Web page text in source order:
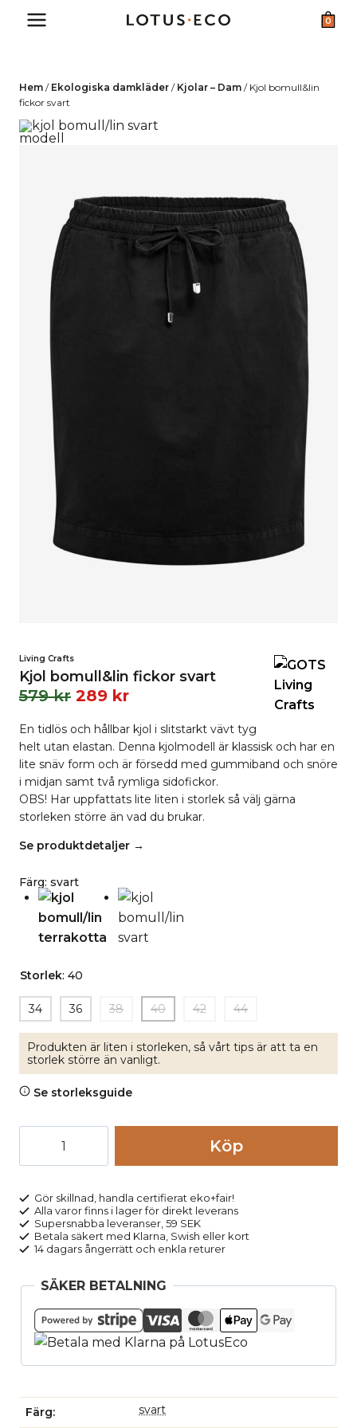
0
Hem / Ekologiska damkläder / Kjolar – Dam / Kjol bomull&lin
fickor svart
Living Crafts
Kjol bomull&lin fickor svart
579kr 289 kr
En tidlös och hållbar kjol i slitstarkt vävt tyg
helt utan elastan. Denna kjolmodell är klassisk och har en
lite snäv form och är försedd med gummiband och snöre
i midjan samt två rymliga sidofickor.
OBS! Har uppfattats lite liten i storlek så välj gärna
storleken större än vad du brukar.
Se produktdetaljer →
Färg: svart
Storlek: 40
34 36 38 40 42 44
Produkten är liten i storleken, så vårt tips är att ta en
storlek större än vanligt.
Se storleksguide
bomull&lin
svart
mängd
Köp
Gör skillnad, handla certifierat eko+fair!
Alla varor finns i lager för direkt leverans
Supersnabba leveranser, 59 SEK
Betala säkert med Klarna, Swish eller kort
14 dagars ångerrätt och enkla returer
SÄKER BETALNING
Färg svart